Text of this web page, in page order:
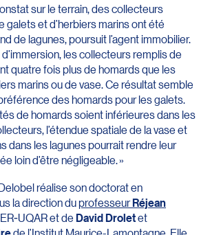
sur le terrain, des collecteurs
galets et d’herbiers marins ont été
de lagunes, poursuit l’agent immobilier.
les collecteurs remplis de
quatre fois plus de homards que les
marins ou de vase. Ce résultat semble
des homards pour les galets.
de homards soient inférieures dans les
l’étendue spatiale de la vase et
dans les lagunes pourrait rendre leur
loin d’être négligeable. »
réalise son doctorat en
la direction duprofesseurRéjean
UQAR et deDavid Droletet